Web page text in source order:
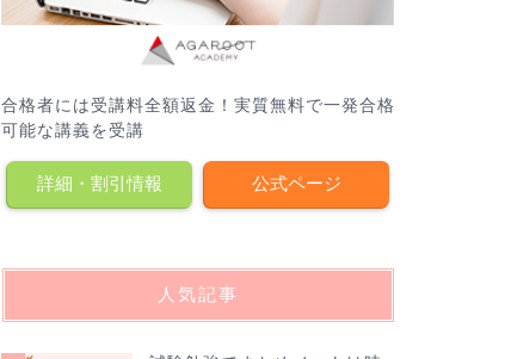
合格者には受講料全額返金！実質無料で一発合格
可能な講義を受講
詳細・割引情報 公式ページ
人気記事